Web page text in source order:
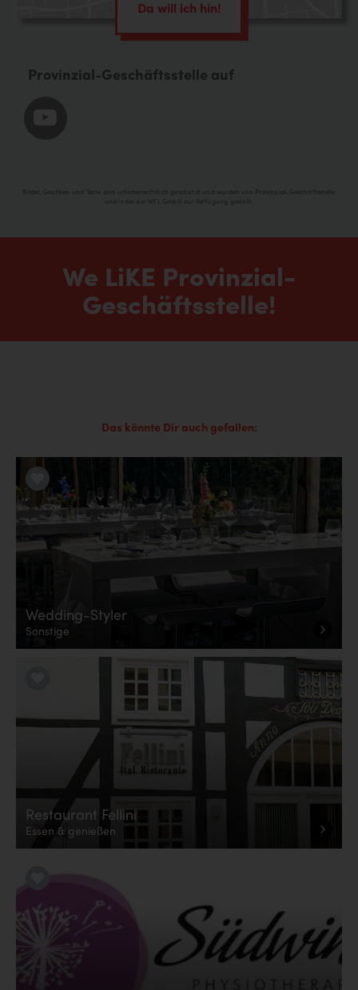
Da will ich hin!
Provinzial-Geschäftsstelle auf
Bilder, Grafiken und Texte sind urheberrechtlich geschützt und wurden von Provinzial-Geschäftsstelle
und/oder der WFL GmbH zur Verfügung gestellt.
We LiKE Provinzial-
Geschäftsstelle!
Das könnte Dir auch gefallen:
Wedding-Styler
Sonstige
LiKE it!
Restaurant Fellini
Essen & genießen